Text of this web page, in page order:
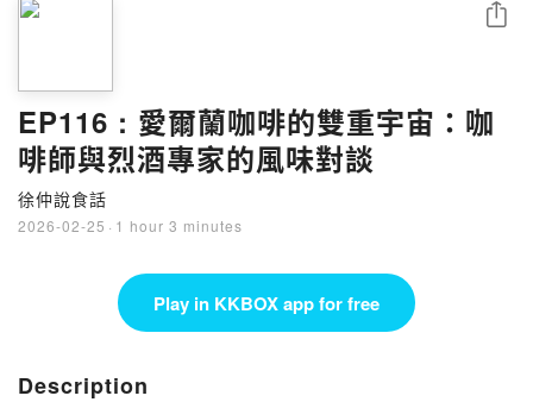
EP116 : 愛爾蘭咖啡的雙重宇宙：咖
啡師與烈酒專家的風味對談
徐仲說食話
2026-02-25 · 1 hour 3 minutes
Share
Play in KKBOX app for free
Description